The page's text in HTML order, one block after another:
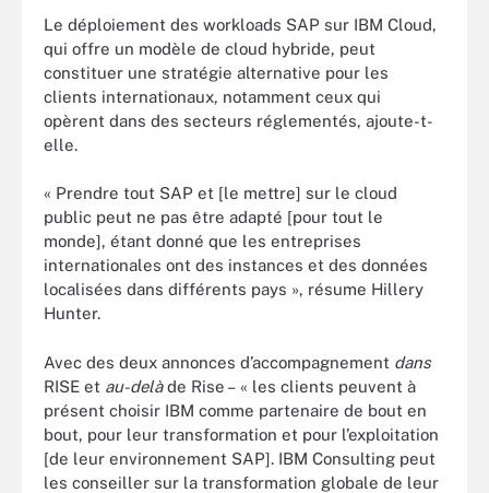
Le déploiement des workloads SAP sur IBM Cloud,
qui offre un modèle de cloud hybride, peut
constituer une stratégie alternative pour les
clients internationaux, notamment ceux qui
opèrent dans des secteurs réglementés, ajoute-t-
elle.
« Prendre tout SAP et [le mettre] sur le cloud
public peut ne pas être adapté [pour tout le
monde], étant donné que les entreprises
internationales ont des instances et des données
localisées dans différents pays », résume Hillery
Hunter.
Avec des deux annonces d’accompagnement dans
RISE et au-delàde Rise – « les clients peuvent à
présent choisir IBM comme partenaire de bout en
bout, pour leur transformation et pour l’exploitation
[de leur environnement SAP]. IBM Consulting peut
les conseiller sur la transformation globale de leur